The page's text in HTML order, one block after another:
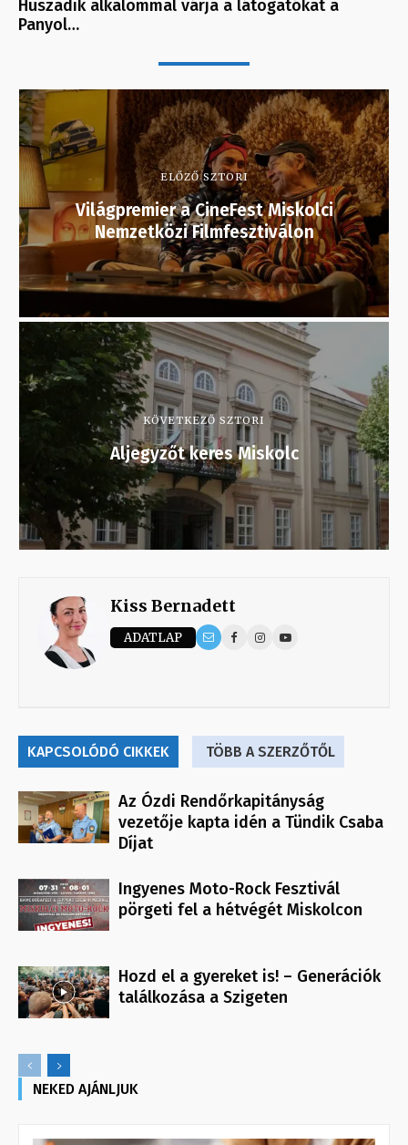
Huszadik alkalommal várja a látogatókat a
Panyol…
ELŐZŐ SZTORI
Világpremier a CineFest Miskolci
Nemzetközi Filmfesztiválon
KÖVETKEZŐ SZTORI
Aljegyzőt keres Miskolc
Kiss Bernadett
ADATLAP
KAPCSOLÓDÓ CIKKEK TÖBB A SZERZŐTŐL
Az Ózdi Rendőrkapitányság
vezetője kapta idén a Tündik Csaba
Díjat
Ingyenes Moto-Rock Fesztivál
pörgeti fel a hétvégét Miskolcon
Hozd el a gyereket is! – Generációk
találkozása a Szigeten
NEKED AJÁNLJUK